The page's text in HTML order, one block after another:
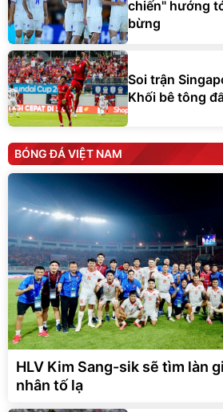
chiến" hướng
bừng
Soi trận
Khối bê tông
BÓNG ĐÁ VIỆT NAM
HLV Kim Sang-sik sẽ tìm làn
nhân tố lạ